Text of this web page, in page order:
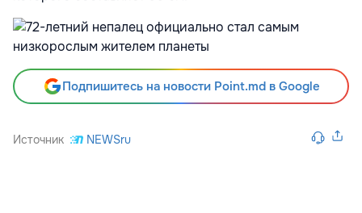
Подпишитесь на новости Point.md в Google
Источник NEWSru